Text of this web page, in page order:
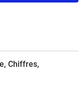
Chiffres,